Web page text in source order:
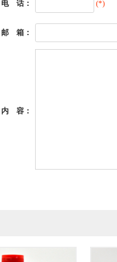
电 话： (*)
邮 箱：
内 容：